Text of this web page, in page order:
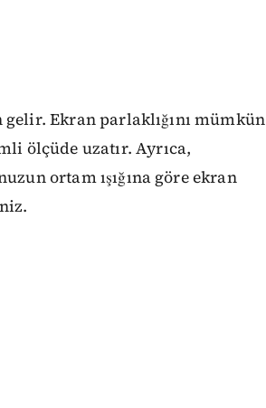
gelir. Ekran parlaklığını mümkün
ölçüde uzatır. Ayrıca,
ortam ışığına göre ekran